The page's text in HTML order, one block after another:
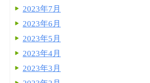
2023年7月
2023年6月
2023年5月
2023年4月
2023年3月